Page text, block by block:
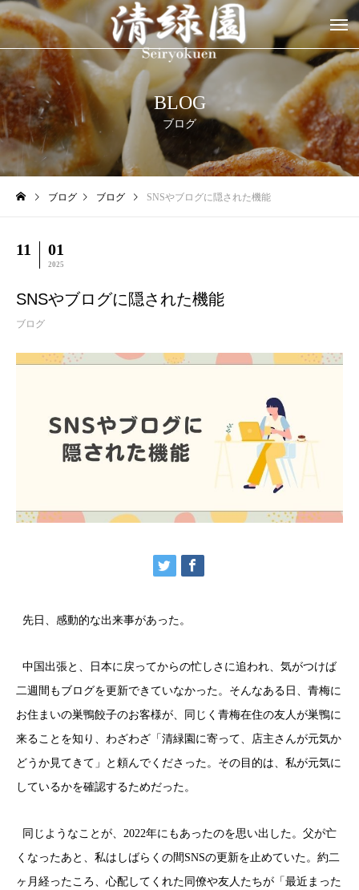
BLOG
ブログ
ブログ ブログ SNSやブログに隠された機能
11 01
2025
SNSやブログに隠された機能
ブログ
先日、感動的な出来事があった。
中国出張と、日本に戻ってからの忙しさに追われ、気がつけば
二週間もブログを更新できていなかった。そんなある日、青梅に
お住まいの巣鴨餃子のお客様が、同じく青梅在住の友人が巣鴨に
来ることを知り、わざわざ「清緑園に寄って、店主さんが元気か
どうか見てきて」と頼んでくださった。その目的は、私が元気に
しているかを確認するためだった。
同じようなことが、2022年にもあったのを思い出した。父が亡
くなったあと、私はしばらくの間SNSの更新を止めていた。約二
ヶ月経ったころ、心配してくれた同僚や友人たちが「最近まった